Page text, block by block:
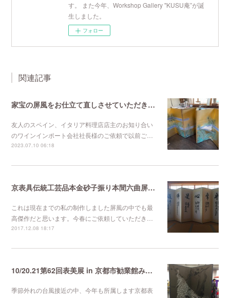
す。 また今年、Workshop Gallery "KUSU庵”が誕
生しました。
フォロー
関連記事
家宝の屏風をお仕立て直しさせていただきました。
友人のスペイン、イタリア料理店店主のお知り合い
のワインインポート会社社長様のご依頼で以前ご…
2023.07.10 06:18
京表具伝統工芸品本金砂子振り本間六曲屏風半双
これは現在までの私の制作しました屏風の中でも最
高傑作だと思います。今春にご依頼していただき…
2017.12.08 18:17
10/20.21第62回表美展 in 京都市勧業館みやこメッセ開催
季節外れの台風接近の中、今年も所属します京都表